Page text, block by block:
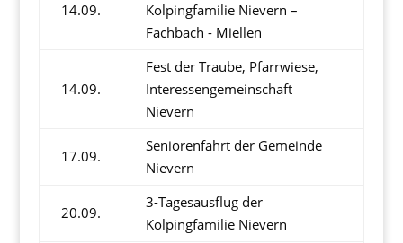
14.09.
Kolpingfamilie Nievern –
Fachbach - Miellen
14.09.
Fest der Traube, Pfarrwiese,
Interessengemeinschaft
Nievern
17.09.
Seniorenfahrt der Gemeinde
Nievern
20.09.
3-Tagesausflug der
Kolpingfamilie Nievern